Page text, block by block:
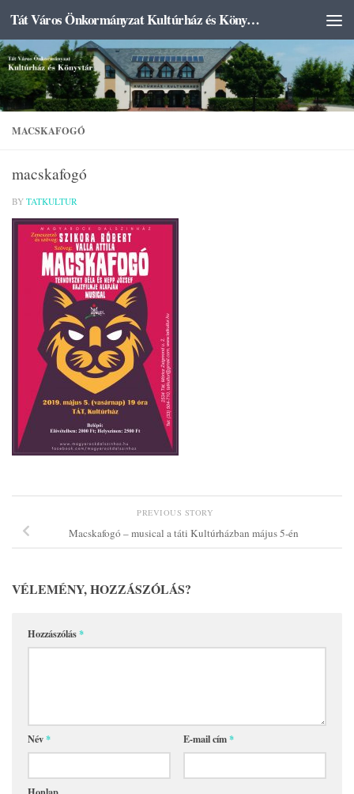
Skip to content Tát Város Önkormányzat Kultúrház és Könyvtár
MACSKAFOGÓ
macskafogó
BY TATKULTUR
PREVIOUS STORY
Macskafogó – musical a táti Kultúrházban május 5-én
VÉLEMÉNY, HOZZÁSZÓLÁS?
Hozzászólás*
Név* E-mail cím*